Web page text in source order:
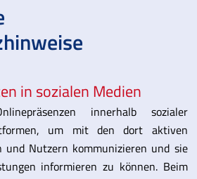
in sozialen Medien
innerhalb sozialer
um mit den dort aktiven
und Nutzern kommunizieren und sie
informieren zu können. Beim